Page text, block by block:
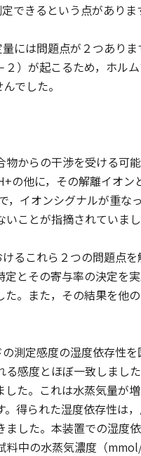
できるという点がありま
には問題点が２つあり
）が起こるため，ホル
でした。
からの干渉を受ける可
の他に，その解離イオン
，イオンシグナルが重な
ことが指摘されていまし
るこれら２つの問題点
とその寄与率の決定を
。また，その結果を他
測定感度の湿度依存性
感度とほぼ一致しまし
た。これは水蒸気量が
得られた湿度依存性は
した。本装置での湿度
中の水蒸気濃度（mmol/